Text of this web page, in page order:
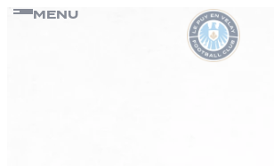
Passer
MENU
Panneau de gestion des cookies